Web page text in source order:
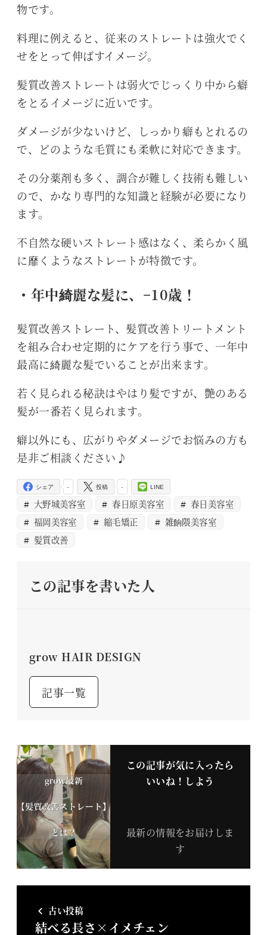
物です。
料理に例えると、従来のストレートは強火でく
せをとって伸ばすイメージ。
髪質改善ストレートは弱火でじっくり中から癖
をとるイメージに近いです。
ダメージが少ないけど、しっかり癖もとれるの
で、どのような毛質にも柔軟に対応できます。
その分薬剤も多く、調合が難しく技術も難しい
ので、かなり専門的な知識と経験が必要になり
ます。
不自然な硬いストレート感はなく、柔らかく風
に靡くようなストレートが特徴です。
・年中綺麗な髪に、−10歳！
髪質改善ストレート、髪質改善トリートメント
を組み合わせ定期的にケアを行う事で、一年中
最高に綺麗な髪でいることが出来ます。
若く見られる秘訣はやはり髪ですが、艶のある
髪が一番若く見られます。
癖以外にも、広がりやダメージでお悩みの方も
是非ご相談ください♪
-
シェア -
投稿 LINE
大野城美容室 春日原美容室
春日美容室
福岡美容室
縮毛矯正
雑餉隈美容室
髪質改善
この記事を書いた人
grow HAIR DESIGN
記事一覧
この記事が気に入ったら
いいね！しよう
最新の情報をお届けしま
す
古い投稿
結べる長さ×イメチェン